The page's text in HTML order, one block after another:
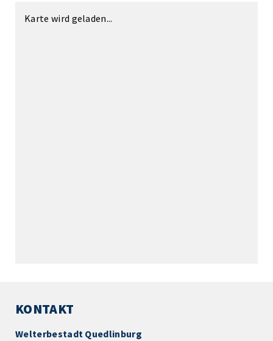
Karte wird geladen...
KONTAKT
Welterbestadt Quedlinburg